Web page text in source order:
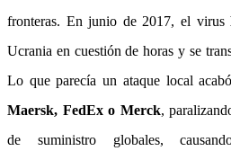
fronteras. En junio de 2017, el virus
Ucrania en cuestión de horas y se
Lo que parecía un ataque local
Maersk, FedEx o Merck,
de suministro globales,